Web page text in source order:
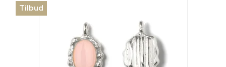
Tilbud